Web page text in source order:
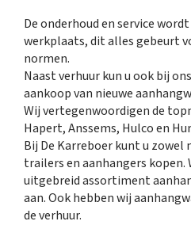
De onderhoud en service
werkplaats, dit alles gebeurt
normen.
Naast verhuur kun u ook bij
aankoop van nieuwe
Wij vertegenwoordigen de
Hapert, Anssems, Hulco en
Bij De Karreboer kunt u zowel
trailers en aanhangers kopen.
uitgebreid assortiment
aan. Ook hebben wij
de verhuur.